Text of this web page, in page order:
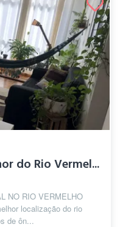
do Rio Vermel...
NO RIO VERMELHO
localização do rio
de ôn...